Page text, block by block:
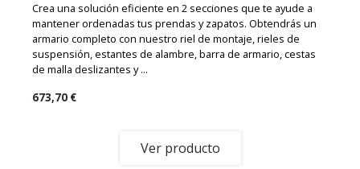
Crea una solución eficiente en 2 secciones que te ayude a
mantener ordenadas tus prendas y zapatos. Obtendrás un
armario completo con nuestro riel de montaje, rieles de
suspensión, estantes de alambre, barra de armario, cestas
de malla deslizantes y ...
673,70 €
Ver producto